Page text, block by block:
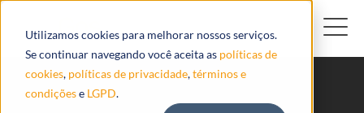
Utilizamos cookies para melhorar nossos serviços.
Se continuar navegando você aceita as políticas de
cookies, políticas de privacidade,términos e
condiçõese LGPD.